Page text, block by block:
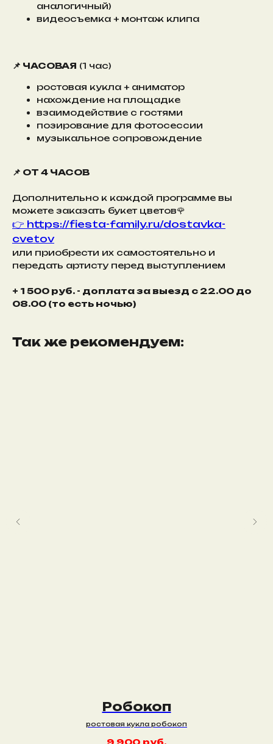
аналогичный)
видеосъемка + монтаж клипа
📌 ЧАСОВАЯ (1 час)
ростовая кукла + аниматор
нахождение на площадке
взаимодействие с гостями
позирование для фотосессии
музыкальное сопровождение
📌 ОТ 4 ЧАСОВ
Дополнительно к каждой программе вы
можете заказать букет цветов🌹
👉 https://fiesta-family.ru/dostavka-
cvetov
или приобрести их самостоятельно и
передать артисту перед выступлением
+ 1 500 руб. - доплата за выезд с 22.00 до
08.00 (то есть ночью)
Так же рекомендуем:
Робокоп
ростовая кукла робокоп
9 900 руб.